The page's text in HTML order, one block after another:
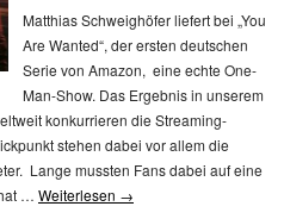
Matthias Schweighöfer liefert bei „You
Are Wanted“, der ersten deutschen
Serie von Amazon, eine echte One-
Man-Show. Das Ergebnis in unserem
konkurrieren die Streaming-
stehen dabei vor allem die
Lange mussten Fans dabei auf eine
… Weiterlesen →